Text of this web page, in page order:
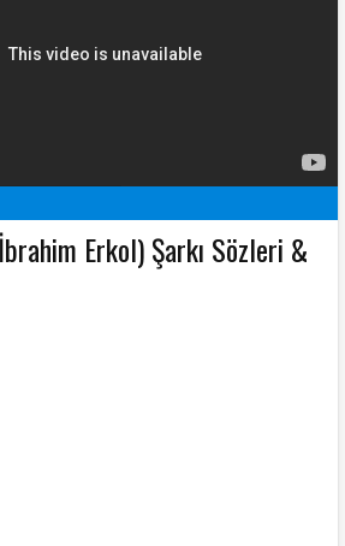
31 May
2025
Külfet Şarkı Sözleri Şarkı Sözleri
Erkol) Şarkı Sözleri &